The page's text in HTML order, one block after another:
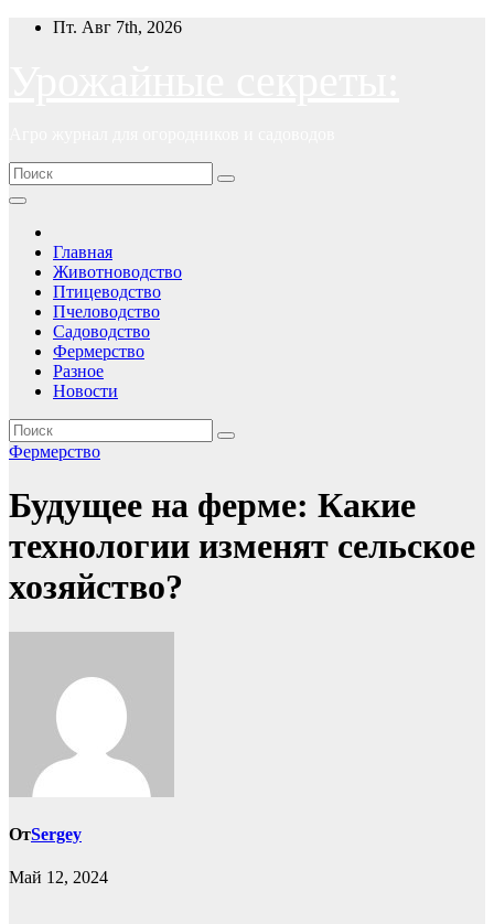
ПерейтиПт. Авг 7th, 2026
Главная
Животноводство
Птицеводство
Пчеловодство
Садоводство
Фермерство
Разное
Новости
Фермерство
Будущее на ферме: Какие
технологии изменят сельское
хозяйство?
ОтSergey
Май 12, 2024